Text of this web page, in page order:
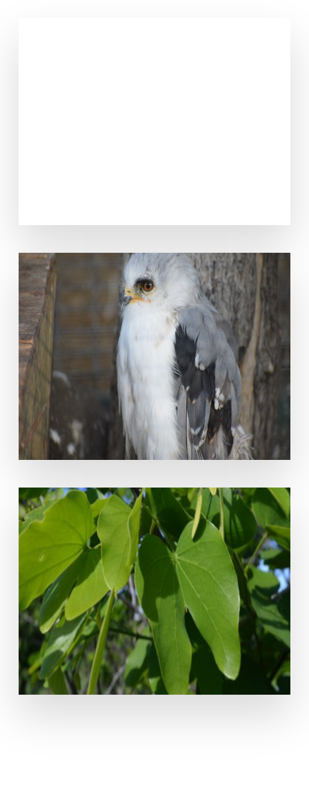
Elanus leucurus
Bauhinia forficata Link